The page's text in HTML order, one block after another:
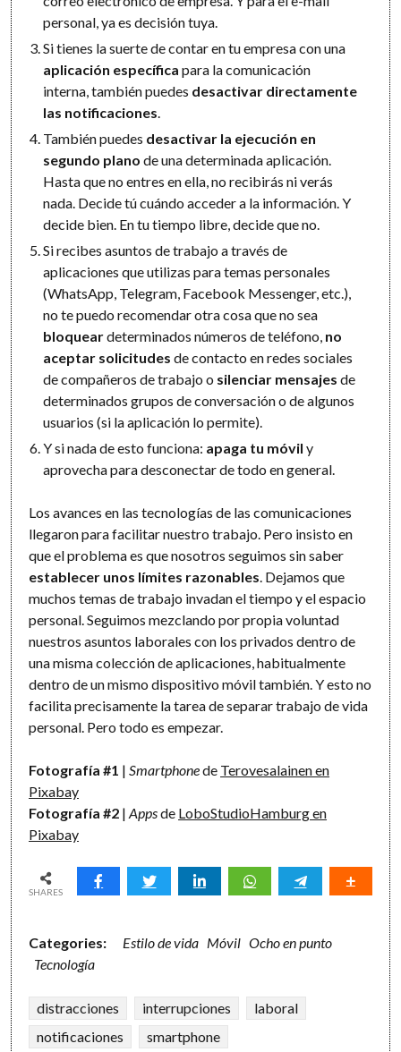
personal, ya es decisión tuya.
Si tienes la suerte de contar en tu empresa con una
aplicación específica para la comunicación
interna, también puedes desactivar directamente
las notificaciones
También puedes desactivar la ejecución en
segundo plano de una determinada aplicación.
Hasta que no entres en ella, no recibirás ni verás
nada. Decide tú cuándo acceder a la información. Y
decide bien. En tu tiempo libre, decide que no.
Si recibes asuntos de trabajo a través de
aplicaciones que utilizas para temas personales
(WhatsApp, Telegram, Facebook Messenger, etc.),
no te puedo recomendar otra cosa que no sea
bloqueardeterminados números de teléfono, no
aceptar solicitudes de contacto en redes sociales
de compañeros de trabajo o silenciar mensajes de
determinados grupos de conversación o de algunos
usuarios (si la aplicación lo permite).
Y si nada de esto funciona: apaga tu móvil y
aprovecha para desconectar de todo en general.
Los avances en las tecnologías de las comunicaciones
llegaron para facilitar nuestro trabajo. Pero insisto en
que el problema es que nosotros seguimos sin saber
establecer unos límites razonables . Dejamos que
muchos temas de trabajo invadan el tiempo y el espacio
personal. Seguimos mezclando por propia voluntad
nuestros asuntos laborales con los privados dentro de
una misma colección de aplicaciones, habitualmente
dentro de un mismo dispositivo móvil también. Y esto no
facilita precisamente la tarea de separar trabajo de vida
personal. Pero todo es empezar.
Fotografía #1 | Smartphonede Terovesalainen en
Pixabay
Fotografía #2 |Appsde LoboStudioHamburg en
Pixabay
SHARES
Categories: Estilo de vida Móvil Ocho en punto
Tecnología
distracciones interrupciones
laboral
notificaciones
smartphone